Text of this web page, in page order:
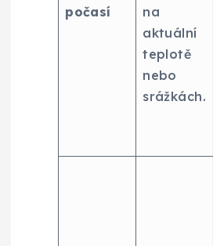
počasí
na
aktuální
teplotě
nebo
srážkách.